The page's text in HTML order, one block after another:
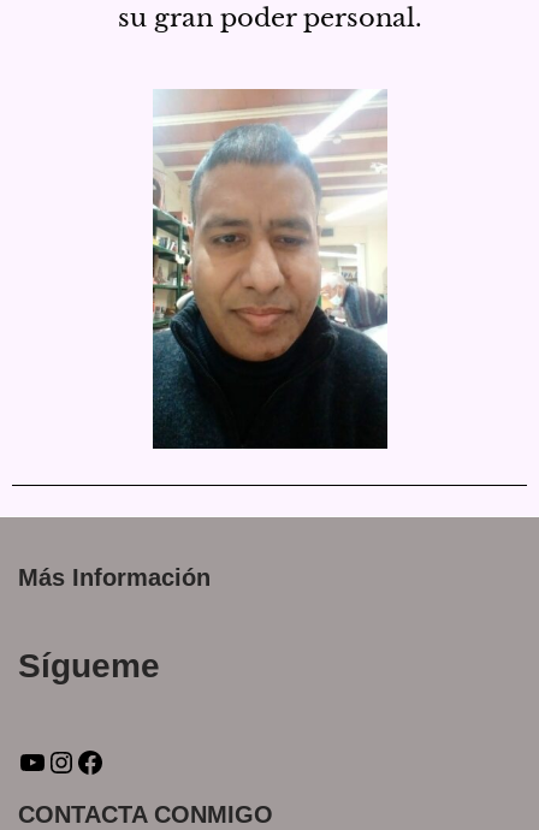
su gran poder personal.
Más Información
Sígueme
CONTACTA CONMIGO